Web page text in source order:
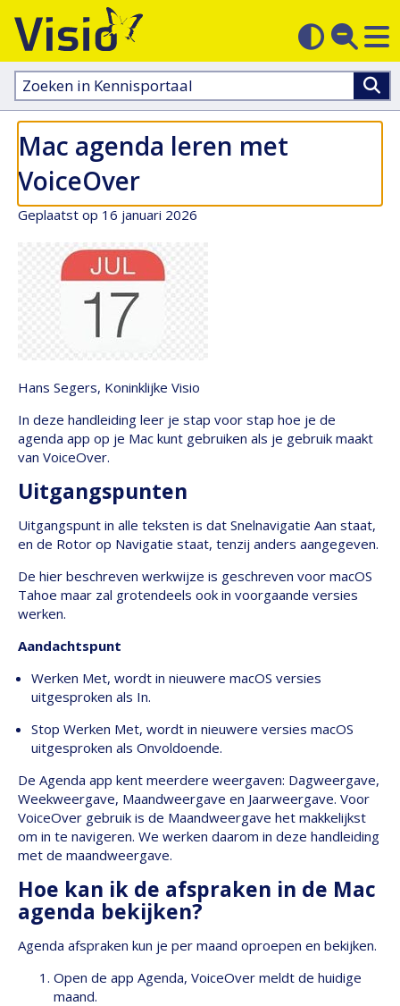
Contrast
Zoeken
in
kennisportaal:
Mac agenda leren met
VoiceOver
Geplaatst op 16 januari 2026
Hans Segers, Koninklijke Visio
In deze handleiding leer je stap voor stap hoe je de
agenda app op je Mac kunt gebruiken als je gebruik maakt
van VoiceOver.
Uitgangspunten
Uitgangspunt in alle teksten is dat Snelnavigatie Aan staat,
en de Rotor op Navigatie staat, tenzij anders aangegeven.
De hier beschreven werkwijze is geschreven voor macOS
Tahoe maar zal grotendeels ook in voorgaande versies
werken.
Aandachtspunt
Werken Met, wordt in nieuwere macOS versies
uitgesproken als In.
Stop Werken Met, wordt in nieuwere versies macOS
uitgesproken als Onvoldoende.
De Agenda app kent meerdere weergaven: Dagweergave,
Weekweergave, Maandweergave en Jaarweergave. Voor
VoiceOver gebruik is de Maandweergave het makkelijkst
om in te navigeren. We werken daarom in deze handleiding
met de maandweergave.
Hoe kan ik de afspraken in de Mac
agenda bekijken?
Agenda afspraken kun je per maand oproepen en bekijken.
Open de app Agenda, VoiceOver meldt de huidige
maand.